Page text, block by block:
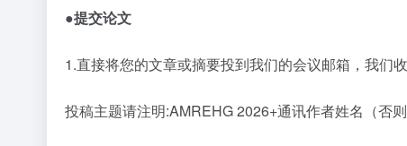
●提交论文
1.直接将您的文章或摘要投到我们的会议邮箱，我们
投稿主题请注明:AMREHG 2026+通讯作者姓名（否